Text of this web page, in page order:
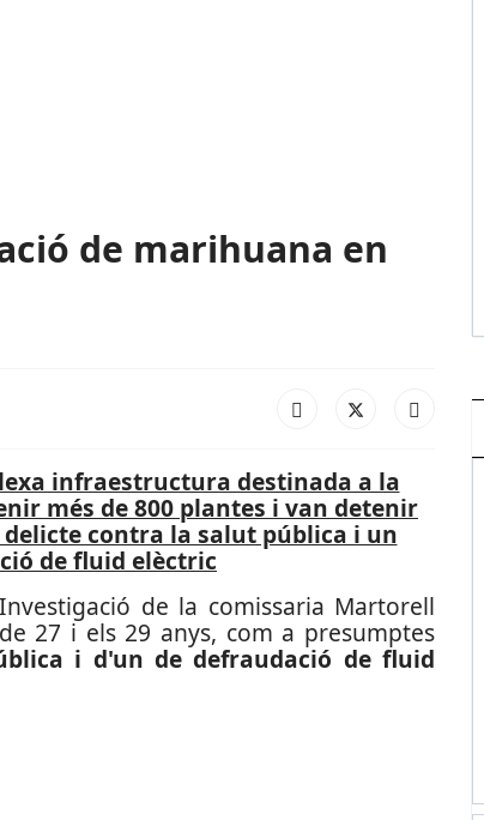
de marihuana en
infraestructura destinada a la
més de 800 plantes i van detenir
contra la salut pública i un
de fluid elèctric
de la comissaria Martorell
27 i els 29 anys, com a presumptes
i d'un de defraudació de fluid